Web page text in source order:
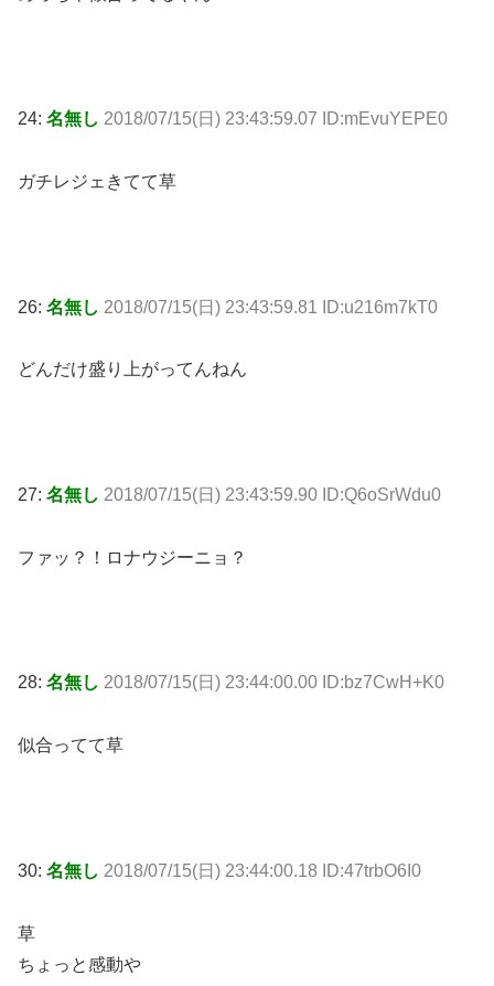
24: 名無し 2018/07/15(日) 23:43:59.07 ID:mEvuYEPE0
ガチレジェきてて草
26: 名無し 2018/07/15(日) 23:43:59.81 ID:u216m7kT0
どんだけ盛り上がってんねん
27: 名無し 2018/07/15(日) 23:43:59.90 ID:Q6oSrWdu0
ファッ？！ロナウジーニョ？
28: 名無し 2018/07/15(日) 23:44:00.00 ID:bz7CwH+K0
似合ってて草
30: 名無し 2018/07/15(日) 23:44:00.18 ID:47trbO6I0
草
ちょっと感動や